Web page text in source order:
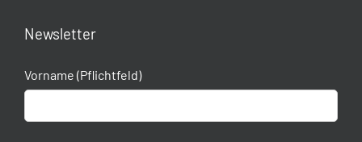
Newsletter
Vorname (Pflichtfeld)